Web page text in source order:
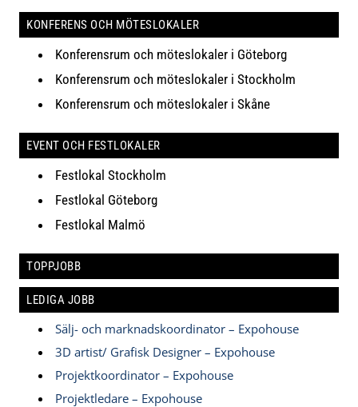
KONFERENS OCH MÖTESLOKALER
Konferensrum och möteslokaler i Göteborg
Konferensrum och möteslokaler i Stockholm
Konferensrum och möteslokaler i Skåne
EVENT OCH FESTLOKALER
Festlokal Stockholm
Festlokal Göteborg
Festlokal Malmö
TOPPJOBB
LEDIGA JOBB
Sälj- och marknadskoordinator – Expohouse
3D artist/ Grafisk Designer – Expohouse
Projektkoordinator – Expohouse
Projektledare – Expohouse